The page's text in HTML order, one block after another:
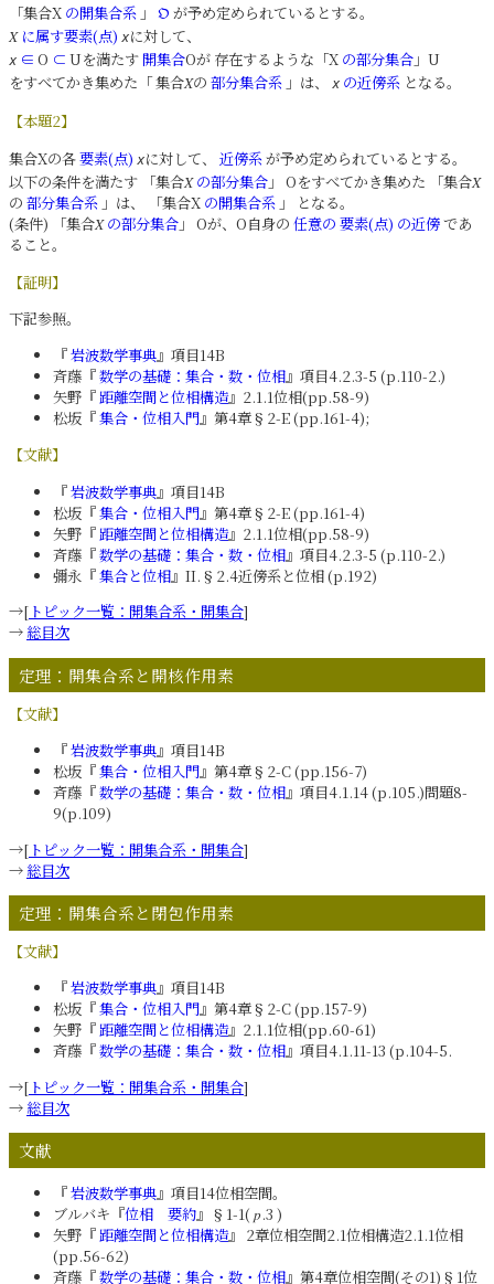
「集合X の開集合系 」 𝔒 が予め定められているとする。
X に属す要素(点) 𝑥に対して、
𝑥 ∈ O ⊂ Uを満たす 開集合 Oが 存在するような「X の部分集合 」U
をすべてかき集めた「 集合Xの 部分集合系 」は、 𝑥 の近傍系 となる。
【本題2】
集合Xの各要素(点) 𝑥に対して、 近傍系が予め定められているとする。
以下の条件を満たす 「集合X の部分集合 」 Oをすべてかき集めた 「集合X
の 部分集合系 」は、 「集合X の開集合系
」 となる。
(条件) 「集合X の部分集合 」 Oが、O自身の 任意の 要素(点) の近傍
ること。
【証明】
下記参照。
『岩波数学事典』項目14B
斉藤『数学の基礎：集合・数・位相』項目4.2.3-5 (p.110-2.)
矢野『 距離空間と位相構造』2.1.1位相(pp.58-9)
松坂『集合・位相入門』第4章§2-E (pp.161-4);
【文献】
『岩波数学事典』項目14B
松坂『集合・位相入門』第4章§2-E (pp.161-4)
矢野『距離空間と位相構造』2.1.1位相(pp.58-9)
斉藤『数学の基礎：集合・数・位相』項目4.2.3-5 (p.110-2.)
彌永『集合と位相』II.§2.4近傍系と位相 (p.192)
→[ トピック一覧：開集合系・開集合]
→ 総目次
定理：開集合系と開核作用素
【文献】
『岩波数学事典』項目14B
松坂『集合・位相入門』第4章§2-C (pp.156-7)
斉藤『数学の基礎：集合・数・位相』項目4.1.14 (p.105.)問題8-
9(p.109)
→[ トピック一覧：開集合系・開集合]
→ 総目次
定理：開集合系と閉包作用素
【文献】
『岩波数学事典』項目14B
松坂『集合・位相入門』第4章§2-C (pp.157-9)
矢野『距離空間と位相構造』2.1.1位相(pp.60-61)
斉藤『数学の基礎：集合・数・位相』項目4.1.11-13 (p.104-5.
→[ トピック一覧：開集合系・開集合]
→ 総目次
文献
『岩波数学事典』項目14位相空間。
ブルバキ『位相 要約』§1-1( p.3 )
矢野『距離空間と位相構造』 2章位相空間2.1位相構造2.1.1位相
(pp.56-62)
斉藤『数学の基礎：集合・数・位相』第4章位相空間(その1)§1位